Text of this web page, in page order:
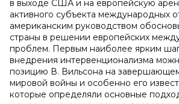
в выходе США и на европейскую
активного субъекта международных
американским руководством
страны в решении европейских
проблем. Первым наиболее ярким
внедрения интервенционализма
позицию В. Вильсона на
мировой войны и особенно его
которые определяли основные